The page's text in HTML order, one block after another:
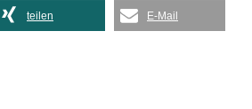
teilen E-Mail